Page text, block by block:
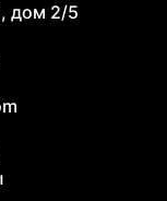
дом 2/5